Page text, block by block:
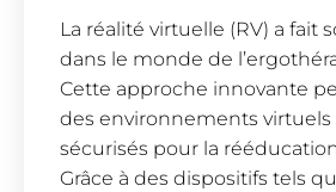
La réalité virtuelle (RV) a fait
dans le monde de
Cette approche innovante
des environnements
sécurisés pour la
Grâce à des dispositifs tels